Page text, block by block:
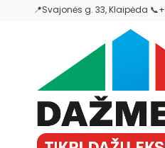
📍Svajonės g. 33, Klaipėda